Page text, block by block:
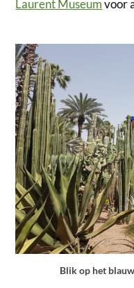
Laurent Museumvoor
Blik op het